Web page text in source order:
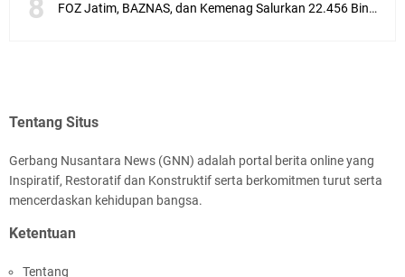
FOZ Jatim, BAZNAS, dan Kemenag Salurkan 22.456 Bingkisan Lebaran Yatim Serentak di Berbagai Daerah di Jawa Timur
Tentang Situs
Gerbang Nusantara News (GNN) adalah portal berita online yang
Inspiratif, Restoratif dan Konstruktif serta berkomitmen turut serta
mencerdaskan kehidupan bangsa.
Ketentuan
Tentang